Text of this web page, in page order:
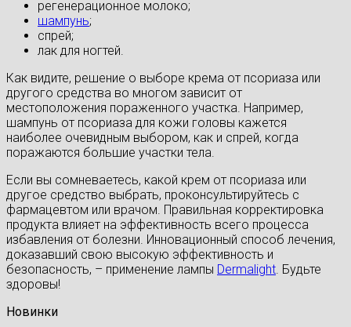
регенерационное молоко;
шампунь;
спрей;
лак для ногтей.
Как видите, решение о выборе крема от псориаза или
другого средства во многом зависит от
местоположения пораженного участка. Например,
шампунь от псориаза для кожи головы кажется
наиболее очевидным выбором, как и спрей, когда
поражаются большие участки тела.
Если вы сомневаетесь, какой крем от псориаза или
другое средство выбрать, проконсультируйтесь с
фармацевтом или врачом. Правильная корректировка
продукта влияет на эффективность всего процесса
избавления от болезни. Инновационный способ лечения,
доказавший свою высокую эффективность и
безопасность, – применение лампы Dermalight. Будьте
здоровы!
Новинки